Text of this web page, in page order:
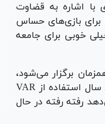
با اشاره به قضاوت
برای بازی‌های حساس
خوبی برای جامعه
برگزار می‌شود،
بسیار اندک شده است که نشان می‌دهد رفته رفته با ساز و کار داوری با توجه به اولین سال استفاده از VAR
رفته رفته در حال